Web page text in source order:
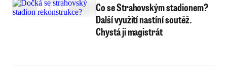
Co se Strahovským stadionem?
Další využití nastíní soutěž.
Chystá ji magistrát